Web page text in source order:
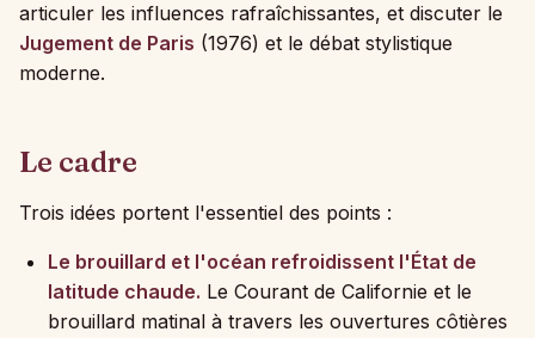
articuler les influences rafraîchissantes, et discuter le
Jugement de Paris (1976) et le débat stylistique
moderne.
Le cadre
Trois idées portent l'essentiel des points :
Le brouillard et l'océan refroidissent l'État de
latitude chaude. Le Courant de Californie et le
brouillard matinal à travers les ouvertures côtières